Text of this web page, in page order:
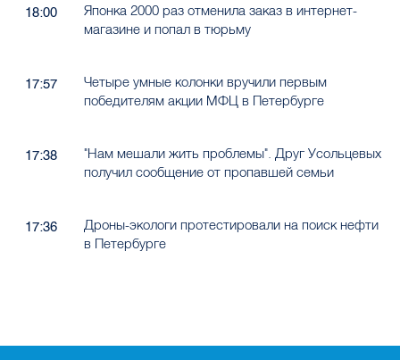
18:00
Японка 2000 раз отменила заказ в интернет-
магазине и попал в тюрьму
17:57
Четыре умные колонки вручили первым
победителям акции МФЦ в Петербурге
17:38
"Нам мешали жить проблемы". Друг Усольцевых
получил сообщение от пропавшей семьи
17:36
Дроны-экологи протестировали на поиск нефти
в Петербурге